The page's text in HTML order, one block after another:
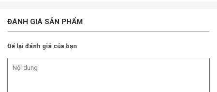
ĐÁNH GIÁ SẢN PHẨM
Để lại đánh giá của bạn